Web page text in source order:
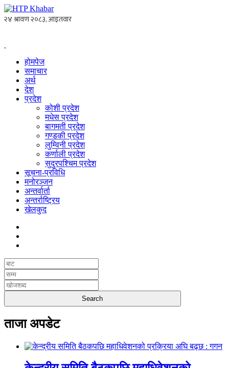
होमपेज
समाचार
अर्थ
देश
प्रदेश
कोशी प्रदेश
मधेस प्रदेश
बागमती प्रदेश
गण्डकी प्रदेश
लुम्विनी प्रदेश
कर्णाली प्रदेश
सुदुरपश्चिम प्रदेश
सूचना-प्रविधि
मनोरञ्जन
अन्तर्वार्ता
अन्तर्राष्ट्रिय
खेलकुद
ताजा अपडेट